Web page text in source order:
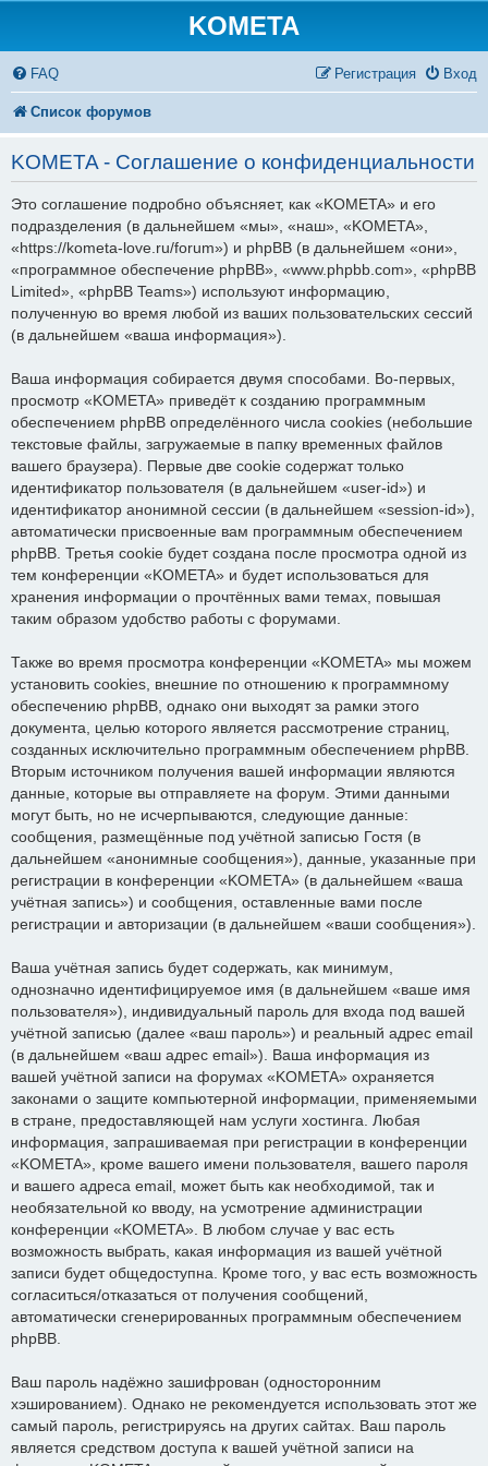
KOMETA
FAQ Вход
Регистрация
Список форумов
KOMETA - Соглашение о конфиденциальности
Это соглашение подробно объясняет, как «KOMETA» и его
подразделения (в дальнейшем «мы», «наш», «KOMETA»,
«https://kometa-love.ru/forum») и phpBB (в дальнейшем «они»,
«программное обеспечение phpBB», «www.phpbb.com», «phpBB
Limited», «phpBB Teams») используют информацию,
полученную во время любой из ваших пользовательских сессий
(в дальнейшем «ваша информация»).
Ваша информация собирается двумя способами. Во-первых,
просмотр «KOMETA» приведёт к созданию программным
обеспечением phpBB определённого числа cookies (небольшие
текстовые файлы, загружаемые в папку временных файлов
вашего браузера). Первые две cookie содержат только
идентификатор пользователя (в дальнейшем «user-id») и
идентификатор анонимной сессии (в дальнейшем «session-id»),
автоматически присвоенные вам программным обеспечением
phpBB. Третья cookie будет создана после просмотра одной из
тем конференции «KOMETA» и будет использоваться для
хранения информации о прочтённых вами темах, повышая
таким образом удобство работы с форумами.
Также во время просмотра конференции «KOMETA» мы можем
установить cookies, внешние по отношению к программному
обеспечению phpBB, однако они выходят за рамки этого
документа, целью которого является рассмотрение страниц,
созданных исключительно программным обеспечением phpBB.
Вторым источником получения вашей информации являются
данные, которые вы отправляете на форум. Этими данными
могут быть, но не исчерпываются, следующие данные:
сообщения, размещённые под учётной записью Гостя (в
дальнейшем «анонимные сообщения»), данные, указанные при
регистрации в конференции «KOMETA» (в дальнейшем «ваша
учётная запись») и сообщения, оставленные вами после
регистрации и авторизации (в дальнейшем «ваши сообщения»).
Ваша учётная запись будет содержать, как минимум,
однозначно идентифицируемое имя (в дальнейшем «ваше имя
пользователя»), индивидуальный пароль для входа под вашей
учётной записью (далее «ваш пароль») и реальный адрес email
(в дальнейшем «ваш адрес email»). Ваша информация из
вашей учётной записи на форумах «KOMETA» охраняется
законами о защите компьютерной информации, применяемыми
в стране, предоставляющей нам услуги хостинга. Любая
информация, запрашиваемая при регистрации в конференции
«KOMETA», кроме вашего имени пользователя, вашего пароля
и вашего адреса email, может быть как необходимой, так и
необязательной ко вводу, на усмотрение администрации
конференции «KOMETA». В любом случае у вас есть
возможность выбрать, какая информация из вашей учётной
записи будет общедоступна. Кроме того, у вас есть возможность
согласиться/отказаться от получения сообщений,
автоматически сгенерированных программным обеспечением
phpBB.
Ваш пароль надёжно зашифрован (односторонним
хэшированием). Однако не рекомендуется использовать этот же
самый пароль, регистрируясь на других сайтах. Ваш пароль
является средством доступа к вашей учётной записи на